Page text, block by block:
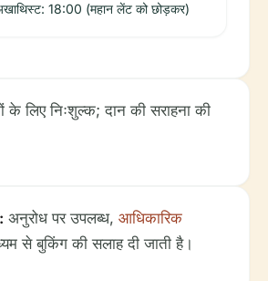
18:00 (महान लेंट को छोड़कर)
लिए निःशुल्क; दान की सराहना की
अनुरोध पर उपलब्ध, आधिकारिक
से बुकिंग की सलाह दी जाती है।